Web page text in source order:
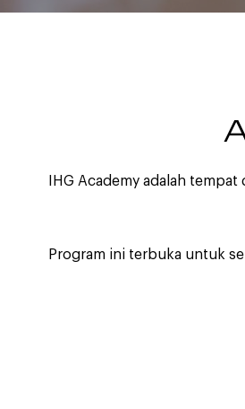
IHG Academy adalah
Program ini terbuka untuk